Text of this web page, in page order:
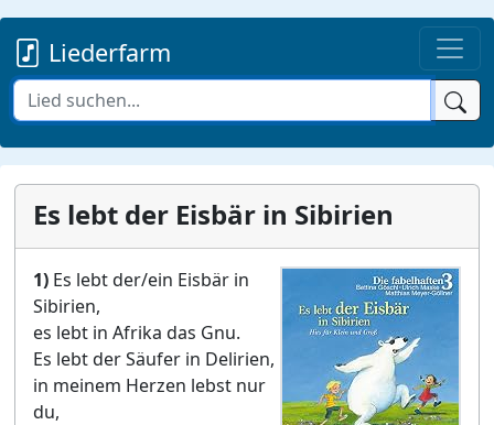
Liederfarm
Es lebt der Eisbär in Sibirien
1) Es lebt der/ein Eisbär in
Sibirien,
es lebt in Afrika das Gnu.
Es lebt der Säufer in Delirien,
in meinem Herzen lebst nur
du,